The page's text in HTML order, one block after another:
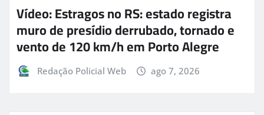
Vídeo: Estragos no RS: estado registra
muro de presídio derrubado, tornado e
vento de 120 km/h em Porto Alegre
Redação Policial Web ago 7, 2026